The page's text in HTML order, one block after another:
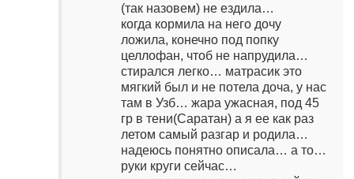
(так назовем) не ездила…
когда кормила на него дочу
ложила, конечно под попку
целлофан, чтоб не напрудила…
стирался легко… матрасик это
мягкий был и не потела доча, у нас
там в Узб… жара ужасная, под 45
гр в тени(Саратан) а я ее как раз
летом самый разгар и родила…
надеюсь понятно описала… а то…
руки круги сейчас…